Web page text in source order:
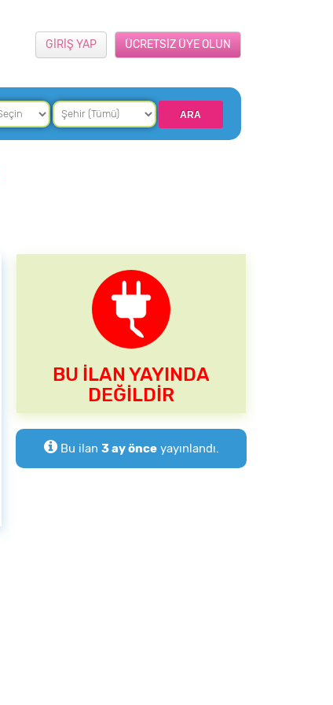
ÜCRETSİZ ÜYE OLUN
GİRİŞ YAP
BU İLAN YAYINDA
DEĞİLDİR
Bu ilan 3 ay önceyayınlandı.